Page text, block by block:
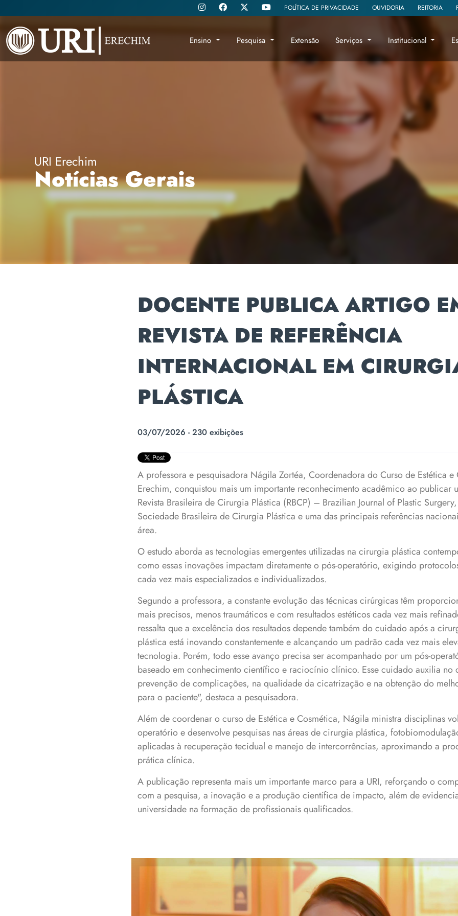
Ensino Pesquisa Extensão Serviços Institucional
POLÍTICA DE PRIVACIDADE OUVIDORIA REITORIA
URI Erechim
Notícias Gerais
DOCENTE PUBLICA ARTIGO
REVISTA DE REFERÊNCIA
INTERNACIONAL EM
PLÁSTICA
03/07/2026 - 230 exibições
A professora e pesquisadora Nágila Zortéa, Coordenadora do Curso de Estética e
Erechim, conquistou mais um importante reconhecimento acadêmico ao publicar
Revista Brasileira de Cirurgia Plástica (RBCP) – Brazilian Journal of Plastic
Sociedade Brasileira de Cirurgia Plástica e uma das principais referências
área.
O estudo aborda as tecnologias emergentes utilizadas na cirurgia plástica
como essas inovações impactam diretamente o pós-operatório, exigindo
cada vez mais especializados e individualizados.
Segundo a professora, a constante evolução das técnicas cirúrgicas têm
mais precisos, menos traumáticos e com resultados estéticos cada vez mais
ressalta que a excelência dos resultados depende também do cuidado após a
plástica está inovando constantemente e alcançando um padrão cada vez mais
tecnologia. Porém, todo esse avanço precisa ser acompanhado por um pós-
baseado em conhecimento científico e raciocínio clínico. Esse cuidado auxilia no
prevenção de complicações, na qualidade da cicatrização e na obtenção do
para o paciente", destaca a pesquisadora.
Além de coordenar o curso de Estética e Cosmética, Nágila ministra disciplinas
operatório e desenvolve pesquisas nas áreas de cirurgia plástica,
aplicadas à recuperação tecidual e manejo de intercorrências, aproximando a
prática clínica.
A publicação representa mais um importante marco para a URI, reforçando o
com a pesquisa, a inovação e a produção científica de impacto, além de
universidade na formação de profissionais qualificados.